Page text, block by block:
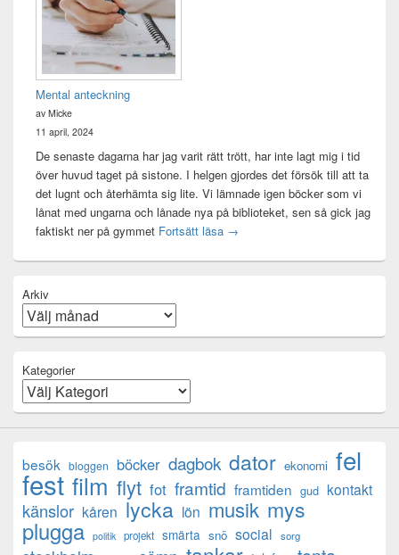
Mental anteckning
av Micke
11 april, 2024
De senaste dagarna har jag varit rätt trött, har inte lagt mig i tid
över huvud taget på sistone. I helgen gjordes det försök till att ta
det lugnt och återhämta sig lite. Vi lämnade igen böcker som vi
lånat med ungarna och lånade nya på biblioteket, sen så gick jag
faktiskt ner på gymmet Fortsätt läsa Mental anteckning
→
Arkiv
Kategorier
besök bloggen böcker dagbok dator ekonomi fel
fest film flyt fot framtid framtiden gud kontakt
känslor kåren lycka lön musik mys
plugga politik projekt smärta snö social sorg